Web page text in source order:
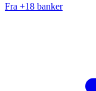
Fra +18 banker